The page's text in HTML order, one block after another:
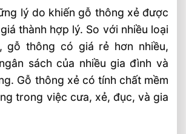
lý do khiến gỗ thông xẻ được
thành hợp lý. So với nhiều loại
gỗ thông có giá rẻ hơn nhiều,
sách của nhiều gia đình và
Gỗ thông xẻ có tính chất mềm
trong việc cưa, xẻ, đục, và gia